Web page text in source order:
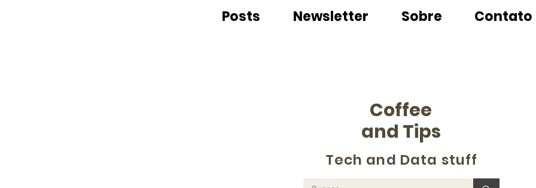
Posts Newsletter Sobre Contato
Coffee
and Tips
Tech and Data stuff